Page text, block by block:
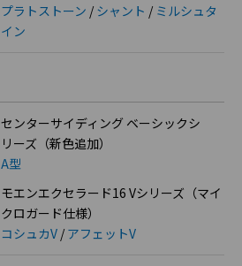
プラトストーン / シャント / ミルシュタ
イン
センターサイディング ベーシックシ
リーズ（新色追加）
A型
モエンエクセラード16 Vシリーズ（マイ
クロガード仕様）
コシュカV / アフェットV